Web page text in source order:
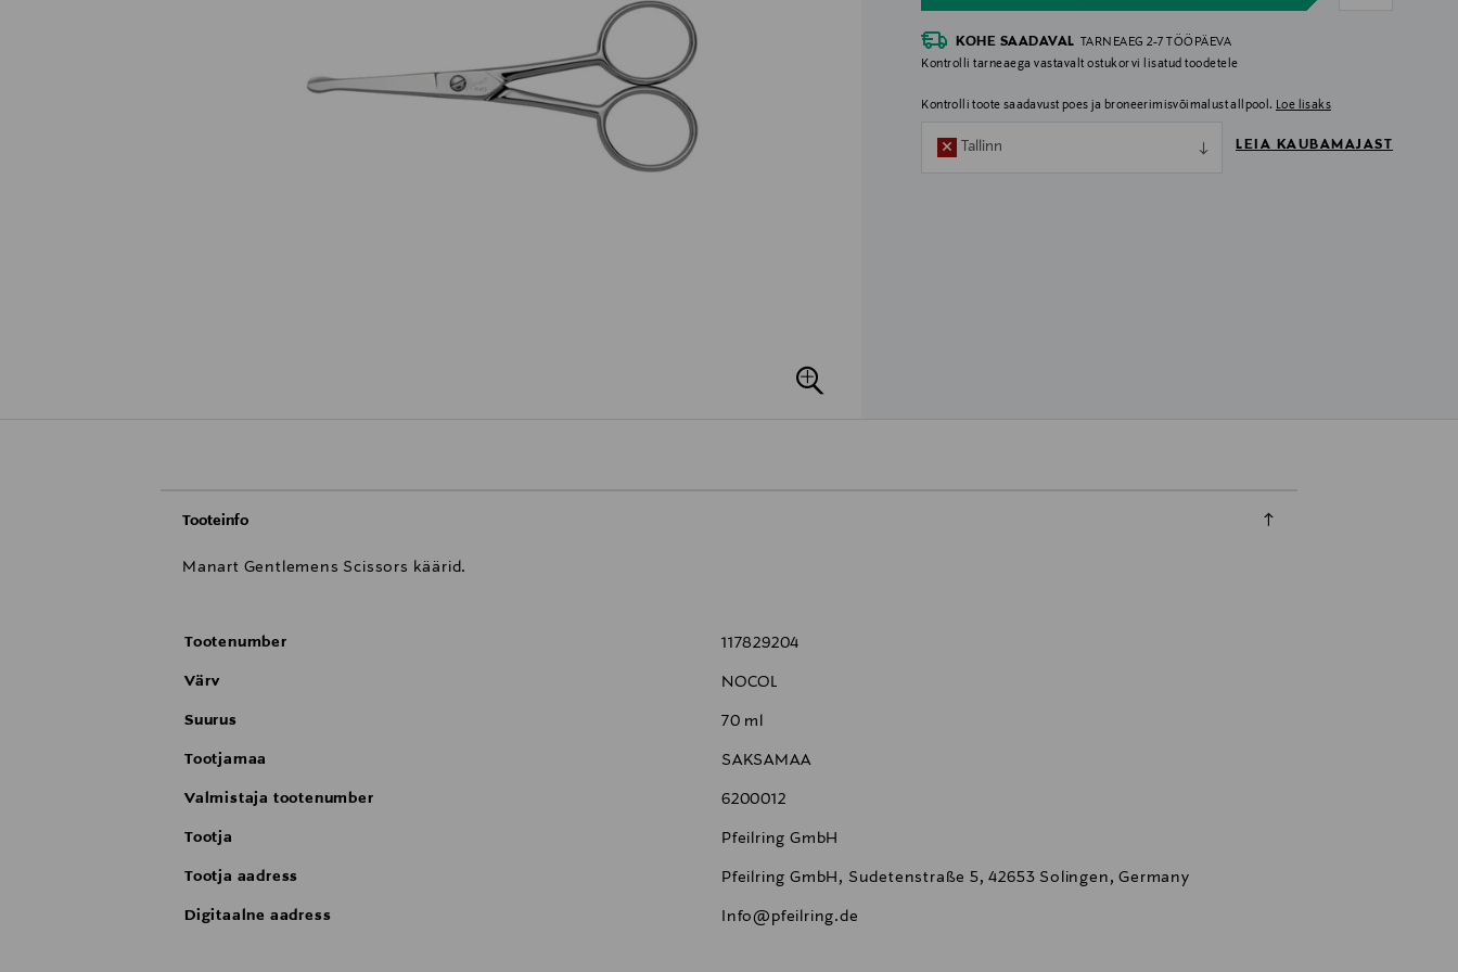
KOHE SAADAVAL TARNEAEG 2-7 TÖÖPÄEVA
Kontrolli tarneaega vastavalt ostukorvi lisatud toodetele
Kontrolli toote saadavust poes ja broneerimisvõimalust allpool. Loe lisaks
Tallinn LEIA KAUBAMAJAST
Tooteinfo
Manart Gentlemens Scissors käärid.
Tootenumber 117829204
Värv NOCOL
Suurus 70 ml
Tootjamaa SAKSAMAA
Valmistaja tootenumber 6200012
Tootja Pfeilring GmbH
Tootja aadress Pfeilring GmbH, Sudetenstraße 5, 42653 Solingen, Germany
Digitaalne aadress Info@pfeilring.de